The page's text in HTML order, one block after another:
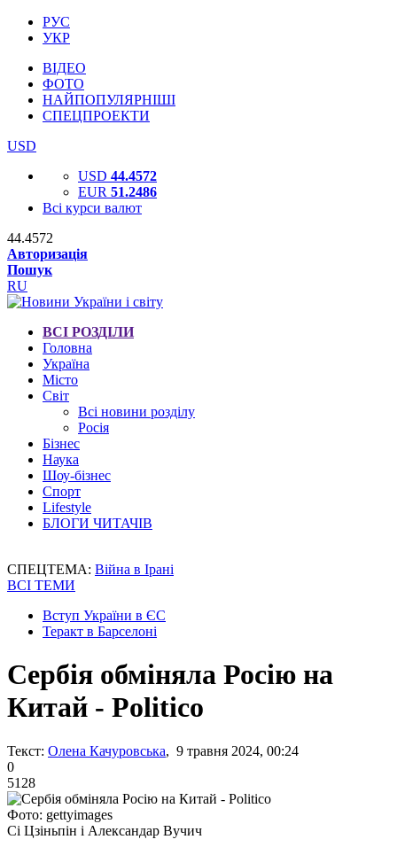
РУС
УКР
ВІДЕО
ФОТО
НАЙПОПУЛЯРНІШІ
СПЕЦПРОЕКТИ
USD
USD 44.4572
EUR 51.2486
Всі курси валют
44.4572
Авторизація
Пошук
RU
ВСІ РОЗДІЛИ
Головна
Україна
Місто
Світ
Всі новини розділу
Росія
Бізнес
Наука
Шоу-бізнес
Спорт
Lifestyle
БЛОГИ ЧИТАЧІВ
СПЕЦТЕМА: Війна в Ірані
ВСІ ТЕМИ
Вступ України в ЄС
Теракт в Барселоні
Сербія обміняла Росію на
Китай - Politico
Текст: Олена Качуровська, 9 травня 2024, 00:24
0
5128
Фото: gettyimages
Сі Цзіньпін і Александар Вучич